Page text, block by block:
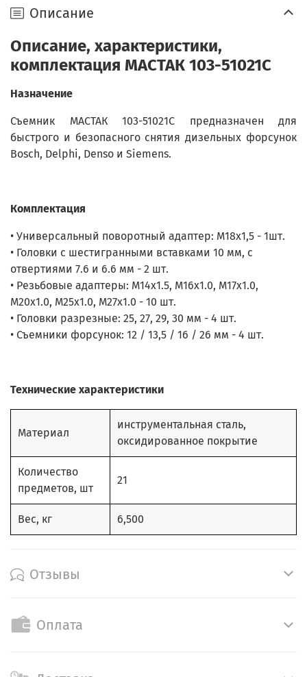
Описание
Описание, характеристики,
комплектация МАСТАК 103-51021C
Назначение
Съемник МАСТАК 103-51021C предназначен для
быстрого и безопасного снятия дизельных форсунок
Bosch, Delphi, Denso и Siemens.
Комплектация
• Универсальный поворотный адаптер: M18х1,5 - 1шт.
• Головки с шестигранными вставками 10 мм, с
отвертиями 7.6 и 6.6 мм - 2 шт.
• Резьбовые адаптеры: М14x1.5, М16x1.0, М17x1.0,
М20x1.0, М25x1.0, М27x1.0 - 10 шт.
• Головки разрезные: 25, 27, 29, 30 мм - 4 шт.
• Съемники форсунок: 12 / 13,5 / 16 / 26 мм - 4 шт.
Технические характеристики
Материал
инструментальная сталь,
оксидированное покрытие
Количество
предметов, шт
21
Вес, кг 6,500
Отзывы
Оплата